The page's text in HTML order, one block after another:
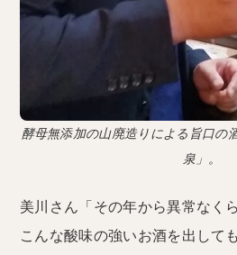
酵母無添加の山廃造りによる旨口の
泉」。
美川さん「その年から異常なく
こんな酸味の強いお酒を出して